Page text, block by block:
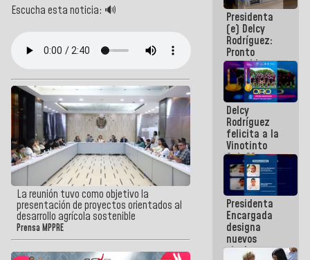
Escucha esta noticia: 🔊
La reunión tuvo como objetivo la
presentación de proyectos orientados al
desarrollo agrícola sostenible
Prensa MPPRE
Presidenta
(e) Delcy
Rodríguez:
Pronto
restableceremos
las
operaciones
en el
Aeropuerto
Internacional
de
Maiquetía
Delcy
Rodríguez
felicita a la
Vinotinto
Sub 20
campeona
frente
México Sub
23 en los
Centroamericanos
Presidenta
Encargada
designa
nuevos
titulares en